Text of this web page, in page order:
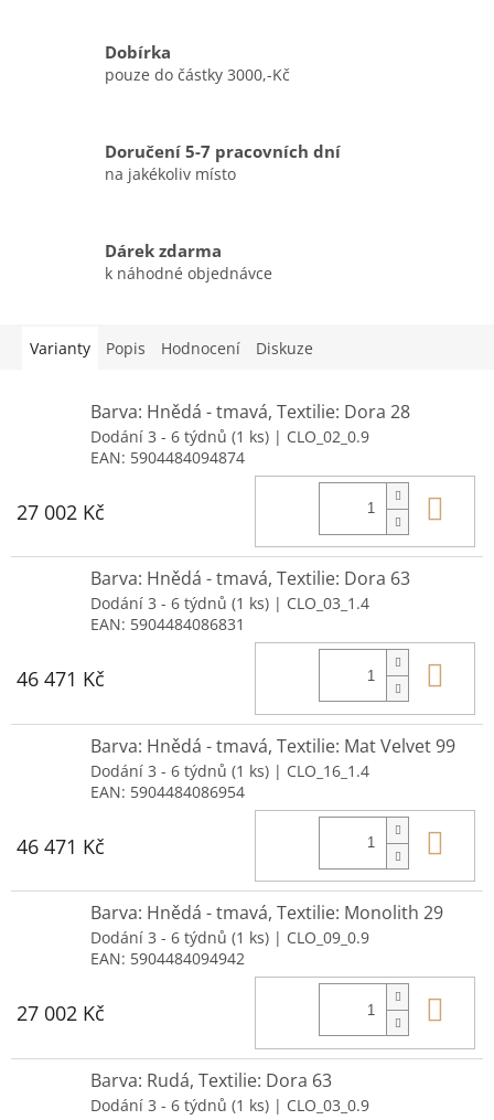
Dobírka
pouze do částky 3000,-Kč
Doručení 5-7 pracovních dní
na jakékoliv místo
Dárek zdarma
k náhodné objednávce
Varianty Popis Hodnocení Diskuze
Barva: Hnědá - tmavá, Textilie: Dora 28
Dodání 3 - 6 týdnů (1 ks) | CLO_02_0.9
EAN: 5904484094874
27 002 Kč
Barva: Hnědá - tmavá, Textilie: Dora 63
Dodání 3 - 6 týdnů (1 ks) | CLO_03_1.4
EAN: 5904484086831
46 471 Kč
Barva: Hnědá - tmavá, Textilie: Mat Velvet 99
Dodání 3 - 6 týdnů (1 ks) | CLO_16_1.4
EAN: 5904484086954
46 471 Kč
Barva: Hnědá - tmavá, Textilie: Monolith 29
Dodání 3 - 6 týdnů (1 ks) | CLO_09_0.9
EAN: 5904484094942
27 002 Kč
Barva: Rudá, Textilie: Dora 63
Dodání 3 - 6 týdnů (1 ks) | CLO_03_0.9